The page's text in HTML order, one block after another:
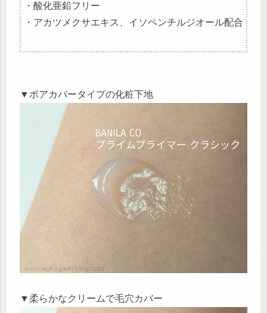
・酸化亜鉛フリー
・アカツメクサエキス、イソペンチルジオール配合
▼ポアカバータイプの化粧下地
▼柔らかなクリームで毛穴カバー